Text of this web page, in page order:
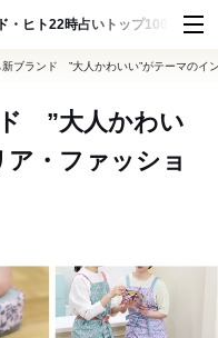
・ヒト22時占い トップ100 スナッ
新ブランド ”大人かわいい”がテーマのイ
”大人かわい
・ファッショ